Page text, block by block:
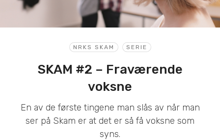
NRKS SKAM SERIE
SKAM #2 – Fraværende
voksne
En av de første tingene man slås av når man
ser på Skam er at det er så få voksne som
syns.